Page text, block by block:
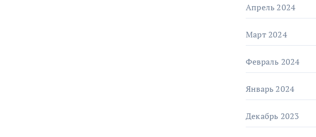
Апрель 2024
Март 2024
Февраль 2024
Январь 2024
Декабрь 2023